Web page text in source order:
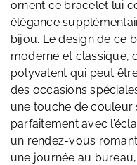
ornent ce bracelet lui
élégance
bijou. Le design de ce
moderne et classique,
polyvalent qui peut
des occasions
une touche de couleur
parfaitement avec
un rendez-vous
une journée au